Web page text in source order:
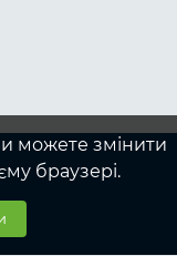
можете змінити
браузері.